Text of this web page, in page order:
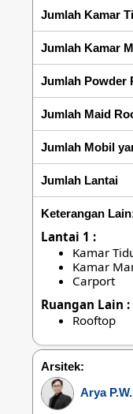
Jumlah Kamar
Jumlah Kamar
Jumlah Powder
Jumlah Maid
Jumlah Mobil
Jumlah Lantai
Keterangan
Lantai 1 :
Kamar
Kamar
Carport
Ruangan Lain :
Rooftop
Arsitek:
Arya